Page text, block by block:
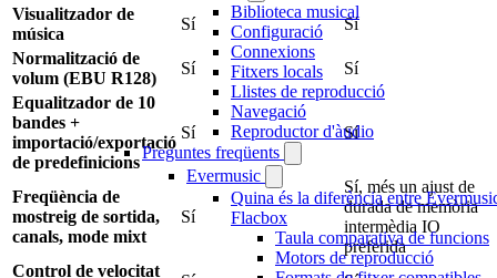
Biblioteca musical
Configuració
Connexions
Fitxers locals
Llistes de reproducció
Navegació
Reproductor d'àudio
Preguntes freqüents
Evermusic
Quina és la diferència entre
Flacbox
Taula comparativa de funcions
Motors de reproducció
Visualitzador de
música
Sí
Sí
Normalització de
volum (EBU R128)
Sí
Sí
Equalitzador de 10
bandes +
importació/exportació
de predefinicions
Sí Sí
Freqüència de
mostreig de sortida,
canals, mode mixt
Sí
Sí, més un ajust de
durada de memòria
intermèdia IO
preferida
Control de velocitat